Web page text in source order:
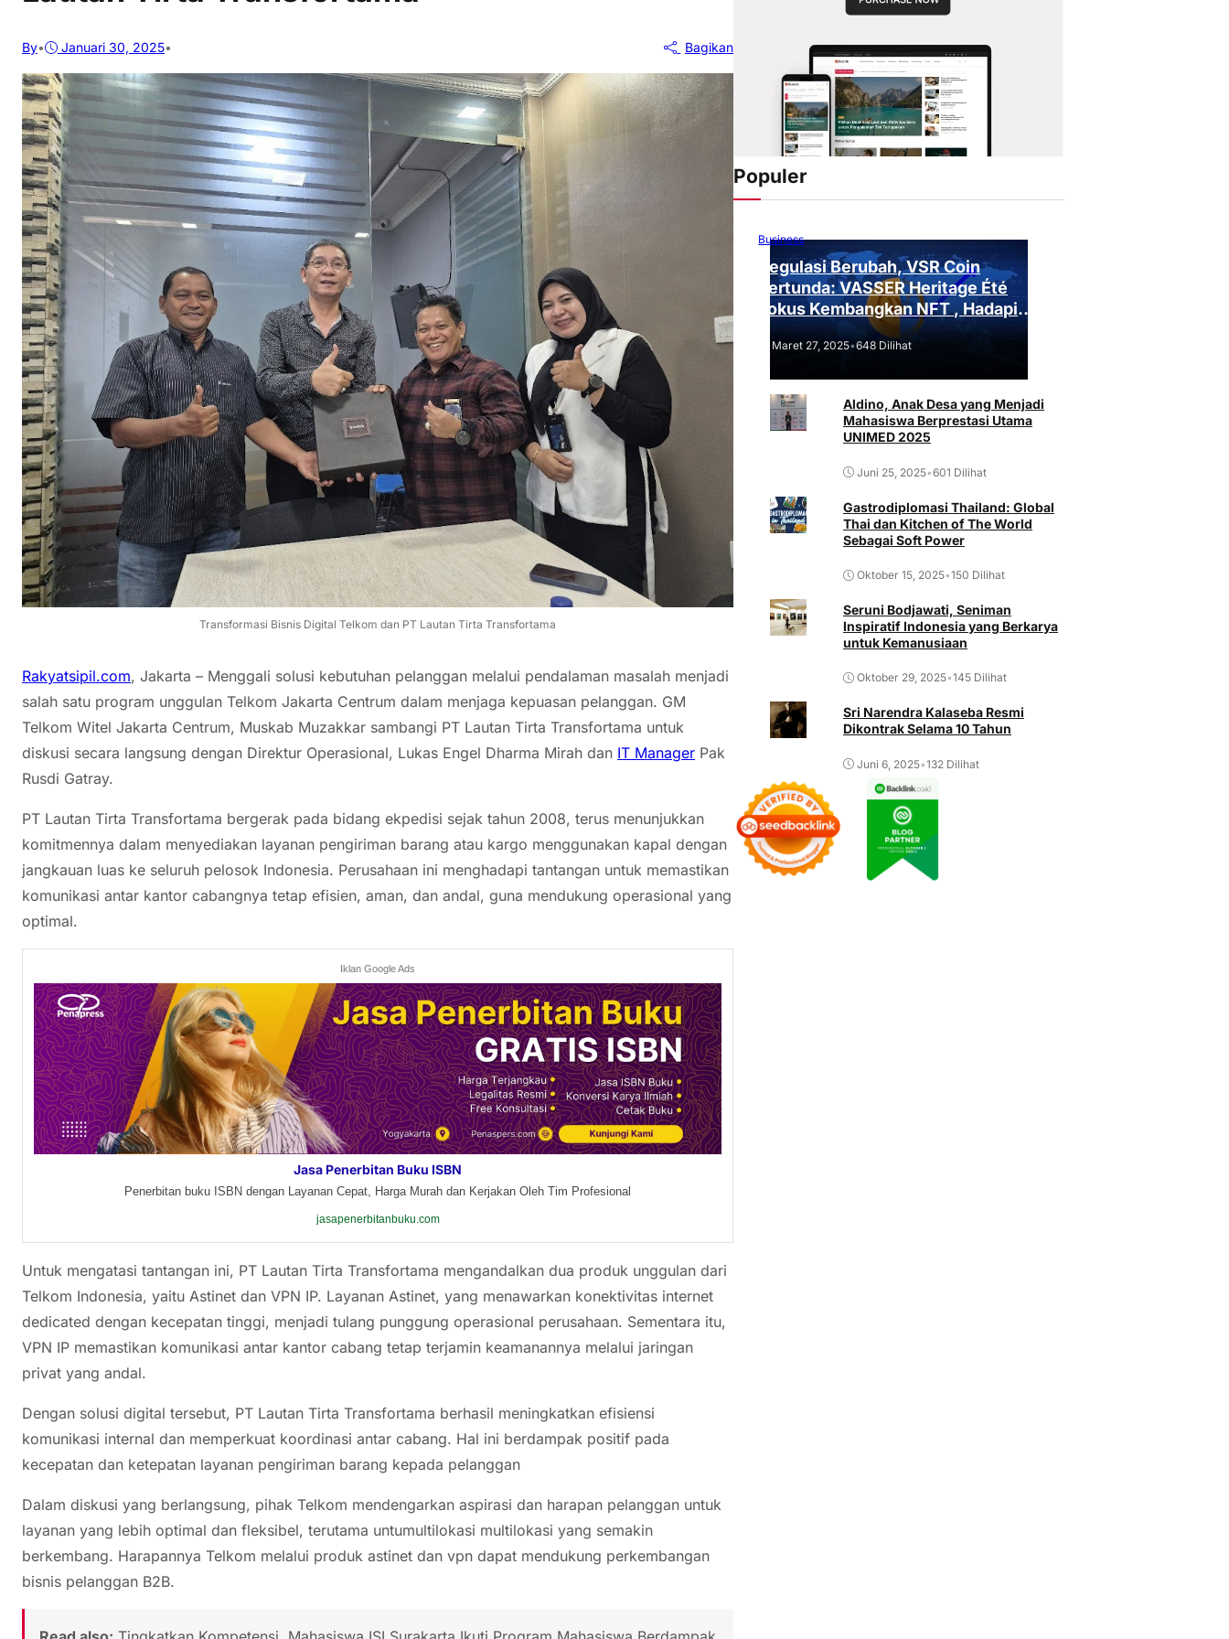
By• Januari 30, 2025• Bagikan
Transformasi Bisnis Digital Telkom dan PT Lautan Tirta Transfortama
Rakyatsipil.com, Jakarta – Menggali solusi kebutuhan pelanggan melalui pendalaman masalah menjadi
salah satu program unggulan Telkom Jakarta Centrum dalam menjaga kepuasan pelanggan. GM
Telkom Witel Jakarta Centrum, Muskab Muzakkar sambangi PT Lautan Tirta Transfortama untuk
diskusi secara langsung dengan Direktur Operasional, Lukas Engel Dharma Mirah dan IT Manager Pak
Rusdi Gatray.
PT Lautan Tirta Transfortama bergerak pada bidang ekpedisi sejak tahun 2008, terus menunjukkan
komitmennya dalam menyediakan layanan pengiriman barang atau kargo menggunakan kapal dengan
jangkauan luas ke seluruh pelosok Indonesia. Perusahaan ini menghadapi tantangan untuk memastikan
komunikasi antar kantor cabangnya tetap efisien, aman, dan andal, guna mendukung operasional yang
optimal.
Iklan Google Ads
Jasa Penerbitan Buku ISBN
Penerbitan buku ISBN dengan Layanan Cepat, Harga Murah dan Kerjakan Oleh Tim Profesional
jasapenerbitanbuku.com
Untuk mengatasi tantangan ini, PT Lautan Tirta Transfortama mengandalkan dua produk unggulan dari
Telkom Indonesia, yaitu Astinet dan VPN IP. Layanan Astinet, yang menawarkan konektivitas internet
dedicated dengan kecepatan tinggi, menjadi tulang punggung operasional perusahaan. Sementara itu,
VPN IP memastikan komunikasi antar kantor cabang tetap terjamin keamanannya melalui jaringan
privat yang andal.
Dengan solusi digital tersebut, PT Lautan Tirta Transfortama berhasil meningkatkan efisiensi
komunikasi internal dan memperkuat koordinasi antar cabang. Hal ini berdampak positif pada
kecepatan dan ketepatan layanan pengiriman barang kepada pelanggan
Dalam diskusi yang berlangsung, pihak Telkom mendengarkan aspirasi dan harapan pelanggan untuk
layanan yang lebih optimal dan fleksibel, terutama untumultilokasi multilokasi yang semakin
berkembang. Harapannya Telkom melalui produk astinet dan vpn dapat mendukung perkembangan
bisnis pelanggan B2B.
Populer
Business
Regulasi Berubah, VSR Coin
Tertunda: VASSER Heritage Été
Fokus Kembangkan NFT , Hadapi
Tantangan Regulasi!
Maret 27, 2025•648 Dilihat
Aldino, Anak Desa yang Menjadi
Mahasiswa Berprestasi Utama
UNIMED 2025
Juni 25, 2025•601 Dilihat
Gastrodiplomasi Thailand: Global
Thai dan Kitchen of The World
Sebagai Soft Power
Oktober 15, 2025•150 Dilihat
Seruni Bodjawati, Seniman
Inspiratif Indonesia yang Berkarya
untuk Kemanusiaan
Oktober 29, 2025•145 Dilihat
Sri Narendra Kalaseba Resmi
Dikontrak Selama 10 Tahun
Juni 6, 2025•132 Dilihat